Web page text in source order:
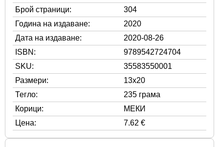
Брой страници:
304
Година на издаване:
2020
Дата на издаване:
2020-08-26
ISBN:
9789542724704
SKU:
35583550001
Размери:
13x20
Тегло:
235 грама
Корици:
МЕКИ
Цена:
7.62 €